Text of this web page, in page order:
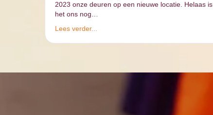
2023 onze deuren op een nieuwe locatie. Helaas is
het ons nog…
Lees verder...